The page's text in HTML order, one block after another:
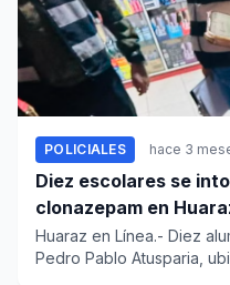
POLICIALES hace 3
Diez escolares se
clonazepam en
Huaraz en Línea.- Diez
Pedro Pablo Atusparia,